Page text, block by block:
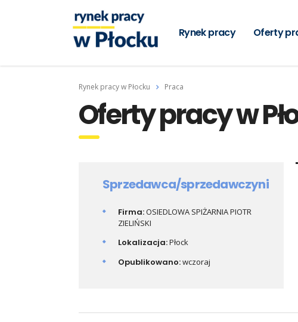
Rynek pracy Oferty
Rynek pracy w Płocku Praca
Oferty pracy w
Sprzedawca/sprzedawczyni
Firma:OSIEDLOWA SPIŻARNIA PIOTR
ZIELIŃSKI
Lokalizacja:Płock
Opublikowano:wczoraj